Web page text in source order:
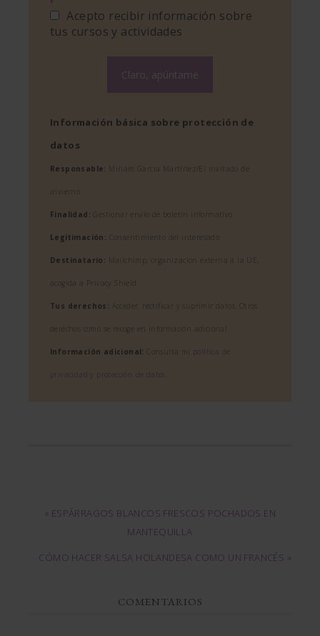
Acepto recibir información sobre
tus cursos y actividades
Información básica sobre protección de
datos
Responsable: Miriam García Martínez/El invitado de
invierno
Finalidad: Gestionar envío de boletín informativo
Legitimación: Consentimiento del interesado
Destinatario: Mailchimp, organización externa a la UE,
acogida a Privacy Shield
Tus derechos: Acceder, rectificar y suprimir datos. Otros
derechos como se recoge en información adicional
Información adicional: Consulta mi política de
privacidad y protección de datos
« ESPÁRRAGOS BLANCOS FRESCOS POCHADOS EN
MANTEQUILLA
CÓMO HACER SALSA HOLANDESA COMO UN FRANCÉS »
COMENTARIOS